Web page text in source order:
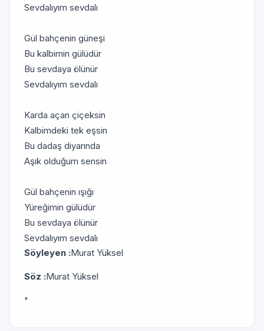
Sevdalıyım sevdalı
Gül bahçenin güneşi
Bu kalbimin gülüdür
Bu sevdaya ölünür
Sevdalıyım sevdalı
Karda açan çiçeksin
Kalbimdeki tek eşsin
Bu dadaş diyarında
Aşık olduğum sensin
Gül bahçenin ışığı
Yüreğimin gülüdür
Bu sevdaya ölünür
Sevdalıyım sevdalı
Söyleyen :Murat Yüksel
Söz :Murat Yüksel
"